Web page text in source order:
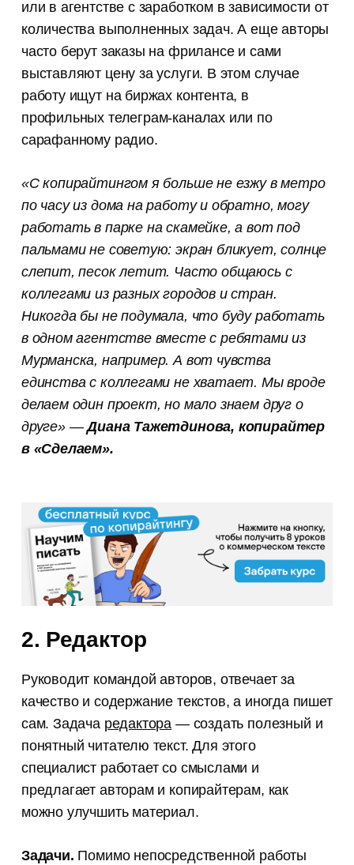
или в агентстве с заработком в зависимости от
количества выполненных задач. А еще авторы
часто берут заказы на фрилансе и сами
выставляют цену за услуги. В этом случае
работу ищут на биржах контента, в
профильных телеграм-каналах или по
сарафанному радио.
«С копирайтингом я больше не езжу в метро
по часу из дома на работу и обратно, могу
работать в парке на скамейке, а вот под
пальмами не советую: экран бликует, солнце
слепит, песок летит. Часто общаюсь с
коллегами из разных городов и стран.
Никогда бы не подумала, что буду работать
в одном агентстве вместе с ребятами из
Мурманска, например. А вот чувства
единства с коллегами не хватает. Мы вроде
делаем один проект, но мало знаем друг о
друге» —Диана Тажетдинова, копирайтер
в «Сделаем».
2. Редактор
Руководит командой авторов, отвечает за
качество и содержание текстов, а иногда пишет
сам. Задача редактора — создать полезный и
понятный читателю текст. Для этого
специалист работает со смыслами и
предлагает авторам и копирайтерам, как
можно улучшить материал.
Задачи. Помимо непосредственной работы